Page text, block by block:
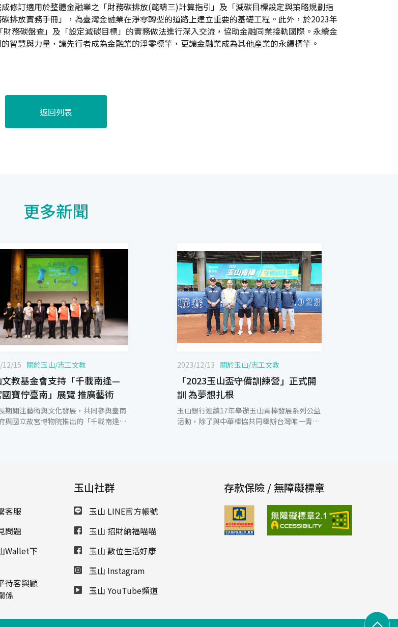
修訂適用於整體金融業之「財務碳排放(範疇三)計算指引」及「減碳目標設定與策略規劃指
排放實務手冊」，為臺灣金融業在淨零轉型的道路上建立重要的基礎工程。此外，於2023年
務碳盤查」及「設定減碳目標」的實務做法進行深入交流，協助金融同業接軌國際。永續金
智慧與力量，讓先行者成為金融業的淨零標竿，更讓金融業成為其他產業的永續標竿。
返回列表
更多新聞
12/15 關於玉山/志工文教
文教基金會支持「千載南逢—
故宮國寶佇臺南」展覽 推廣藝術
期關注藝術與文化發展，共同參與臺南
與國立故宮博物院推出的「千載南逢—
〈清 翠玉白菜〉、〈明 成化 鬥彩雞缸
及數位作品〈清 院本清明上河圖〉長卷動
〈富春印象〉沉浸式劇場等，將帶給民眾
與科技的感官盛宴。玉山也將結合與南美
期合作的Play ARTs兒童創作坊，邀請玉
書館學校學童前往看展，讓不同年齡層的
們都能夠近距離享受博物館文物資源，培
對藝術的好奇心與興趣。 臺南市美術館長
芳表示，本次展覽是故宮國寶經過千年的
洪流後，第一次在臺南市展出，南美館的
民眾有近六成都是年輕人，透過這次的展
2023/12/13 關於玉山/志工文教
「2023玉山盃守備訓練營」正式開
訓 為夢想扎根
玉山銀行連續17年舉辦玉山青棒發展系列公益
活動，除了與中華棒協共同舉辦台灣唯一青棒
此次除了邀請到執教經歷豐富、也培育出許多
優秀選手的龔榮堂及藍文成擔任教練外，更特
別邀請出身玉山盃、 目前效力MLB亞歷桑納響
尾蛇隊的台灣好手陳聖平及味全龍隊吳東融隊
長擔任客座講師，藉由兩位豐富實戰經驗，親
身指導打擊、守備及基礎防護等，提升參訓台
客服
問題
Wallet下
待客與顧
係
玉山社群
玉山 LINE官方帳號
玉山 招財納福喵喵
玉山 數位生活好康
玉山 Instagram
玉山 YouTube頻道
存款保險 / 無障礙標章